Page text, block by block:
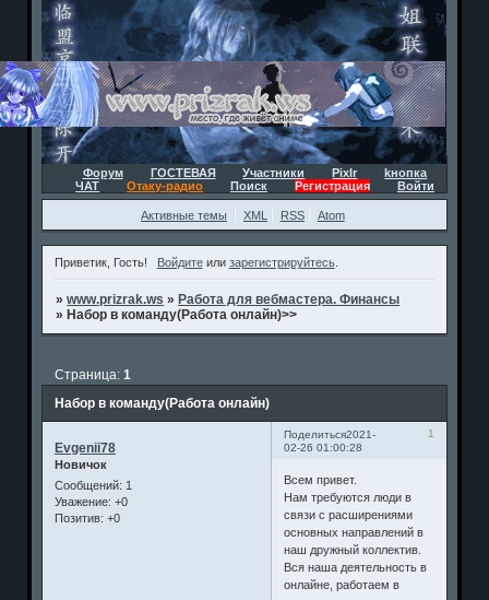
Форум ГОСТЕВАЯ Участники Pixlr
kнопка
ЧАТ
Отаку-радио Поиск Регистрация Войти
Активные темы XML RSS Atom
Приветик, Гость! Войдитеили зарегистрируйтесь.
»www.prizrak.ws » Работа для вебмастера. Финансы
» Набор в команду(Работа онлайн)>>
Набор в команду(Работа онлайн)
Страница:1
Поделиться 1
2021-
02-26 01:00:28
Evgenii78
Новичок
Сообщений: 1
Уважение: +0
Позитив: +0
Всем привет.
Нам требуются люди в
связи с расширениями
основных направлений в
наш дружный коллектив.
Вся наша деятельность в
онлайне, работаем в